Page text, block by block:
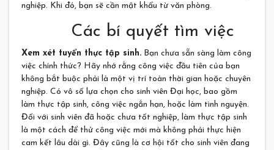
nghiệp. Khi đó, bạn sẽ cần mật khẩu từ văn phòng.
Các bí quyết tìm việc
Xem xét tuyển thực tập sinh. Bạn chưa sẵn sàng làm công
việc chính thức? Hãy nhớ rằng công việc đầu tiên của bạn
không bắt buộc phải là một vị trí toàn thời gian hoặc chuyên
nghiệp. Có vô số lựa chọn cho sinh viên Đại học, bao gồm
làm thực tập sinh, công việc ngắn hạn, hoặc làm tình nguyện.
Đối với sinh viên đã hoặc chưa tốt nghiệp, làm thực tập sinh
là một cách để thử công việc mới mà không phải thực hiện
cam kết lâu dài gì. Đây cũng là cơ hội tốt cho sinh viên đang